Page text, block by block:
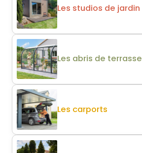
Les studios de jardin
Les abris de terrasse
Les carports